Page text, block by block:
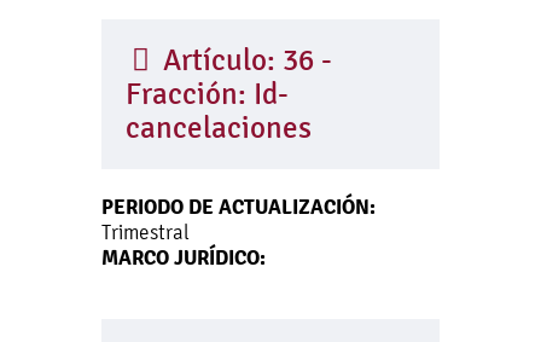
Artículo: 36 -
Fracción: Id-
cancelaciones
PERIODO DE ACTUALIZACIÓN:
Trimestral
MARCO JURÍDICO: